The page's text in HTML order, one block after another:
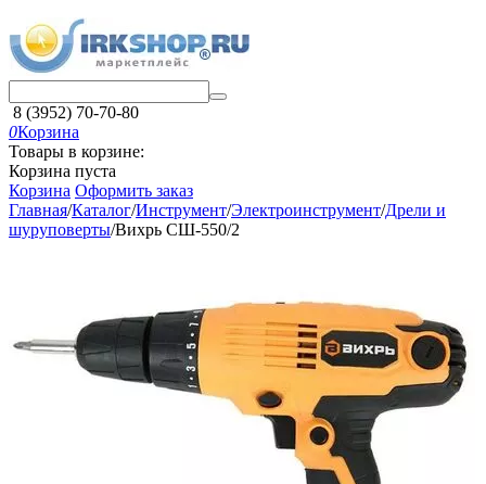
8 (3952) 70-70-80
0Корзина
Товары в корзине:
Корзина пуста
Корзина Оформить заказ
Главная/Каталог/Инструмент/Электроинструмент/Дрели и
шуруповерты/Вихрь СШ-550/2